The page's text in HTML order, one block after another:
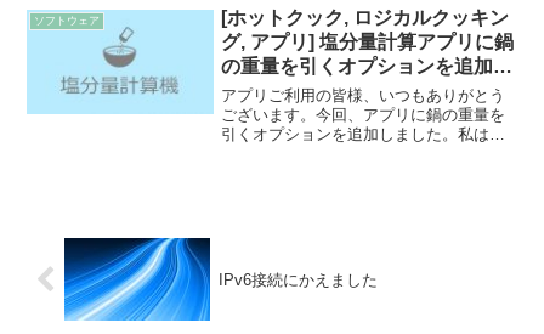
きます。 全体像まずサイトの全体像を紹
介します。このサ...
ソフトウェア
[ホットクック, ロジカルクッキン
グ, アプリ] 塩分量計算アプリに鍋
の重量を引くオプションを追加し
ました
アプリご利用の皆様、いつもありがとう
ございます。今回、アプリに鍋の重量を
引くオプションを追加しました。私は普
IPv6接続にかえました